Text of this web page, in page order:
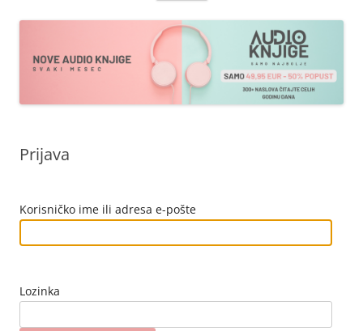
sadržaja
Prijava
Korisničko ime ili adresa e-pošte
Lozinka